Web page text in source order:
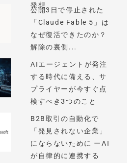
発想
公開3日で停止された
「Claude Fable 5」は
なぜ復活できたのか？
解除の裏側...
AIエージェントが発注
する時代に備える、サ
プライヤーが今すぐ点
検すべき3つのこと
B2B取引の自動化で
「発見されない企業」
にならないために ーAI
が自律的に連携する